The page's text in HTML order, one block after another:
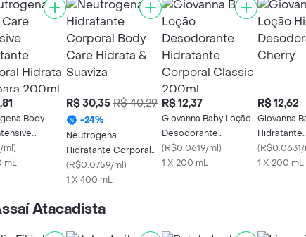
Body
Corporal
Repara
ml)
mL
R$ 30,35 R$ 40,29
-24%
Neutrogena
Hidratante Corporal
Body Care Hidrata &
Suaviza
(R$0.0759/ml)
1 X 400 mL
R$ 12,37
Giovanna Baby Loção
Desodorante
Hidratante Corporal
Classic 200ml
(R$0.0619/ml)
1 X 200 mL
R$ 12,62
Giovanna
Hidratante
(R$0.0631/
1 X 200 mL
Atacadista